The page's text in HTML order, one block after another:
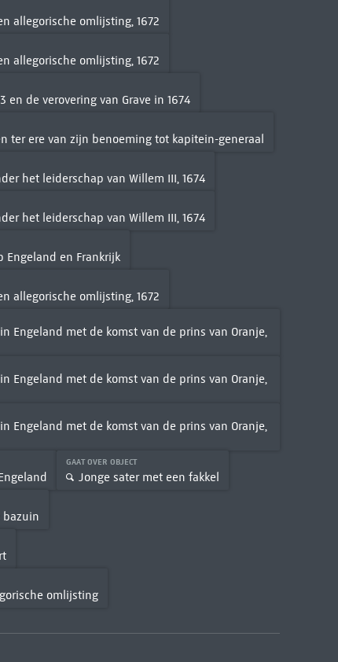
allegorische omlijsting, 1672
allegorische omlijsting, 1672
en de verovering van Grave in 1674
ter ere van zijn benoeming tot kapitein-generaal
het leiderschap van Willem III, 1674
het leiderschap van Willem III, 1674
Engeland en Frankrijk
allegorische omlijsting, 1672
Engeland met de komst van de prins van Oranje,
Engeland met de komst van de prins van Oranje,
Engeland met de komst van de prins van Oranje,
GAAT OVER OBJECT
Jonge sater met een fakkel
bazuin
omlijsting